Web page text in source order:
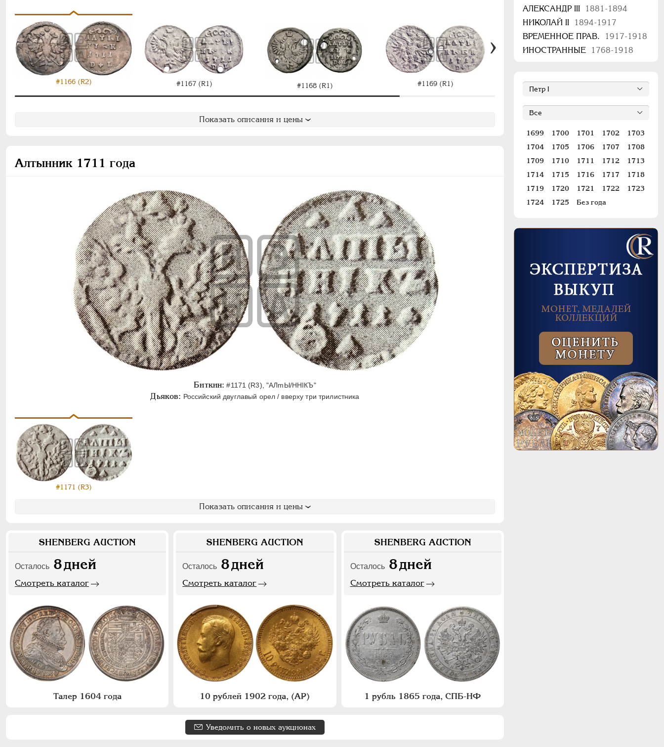
#1166 (R2) #1167 (R1) #1168 (R1) #1169 (R1) #1170 (R1)
Показать описания и цены
Алтынник 1711 года
Биткин: #1171 (R3), "АЛmЫ/ННIКЪ"
Дьяков: Российский двуглавый орел / вверху три трилистника
#1171 (R3)
Показать описания и цены
SHENBERG AUCTION
Осталось 8дней
Смотреть каталог
Талер 1604 года
SHENBERG AUCTION
Осталось 8дней
Смотреть каталог
10 рублей 1902 года, (АР)
SHENBERG AUCTION
Осталось 8дней
Смотреть каталог
1 рубль 1865 года, СПБ-НФ
Уведомить о новых аукционах
АЛЕКСАНДР III
1881-1894
НИКОЛАЙ II
1894-1917
ВРЕМЕННОЕ ПРАВ.
1917-1918
ИНОСТРАННЫЕ
1768-1918
1699 1700 1701 1702
1703
1704
1705 1706 1707
1708
1709
1710 1711 1712
1713
1714
1715 1716 1717
1718
1719
1720 1721 1722
1723
1724
1725 Без года